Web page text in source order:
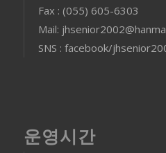
Fax : (055) 605-6303
Mail:
SNS : facebook/
운영시간